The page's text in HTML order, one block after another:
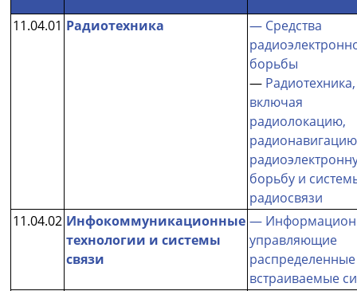
11.04.01 Радиотехника
— Средства
борьбы
— Радиотехника,
включая
радиолокацию,
борьбу и
радиосвязи
11.04.02 Инфокоммуникационные
технологии и системы
связи
—
управляющие
распределенные
встраиваемые